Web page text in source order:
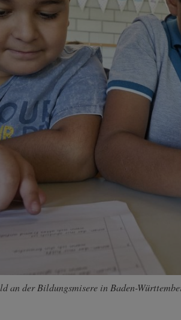
an der Bildungsmisere in Baden-